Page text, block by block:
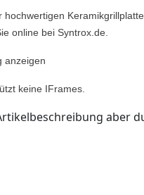
hochwertigen
online bei Syntrox.de.
anzeigen
keine IFrames.
aber